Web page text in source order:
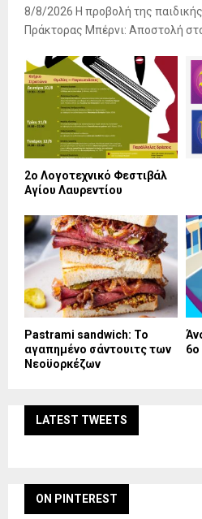
8/8/2026 Η προβολή της
Πράκτορας Μπέρνι: Αποστολή
2ο Λογοτεχνικό Φεστιβάλ
Αγίου Λαυρεντίου
Pastrami sandwich: Το
αγαπημένο σάντουιτς των
Νεοϋορκέζων
6ο
LATEST TWEETS
ON PINTEREST